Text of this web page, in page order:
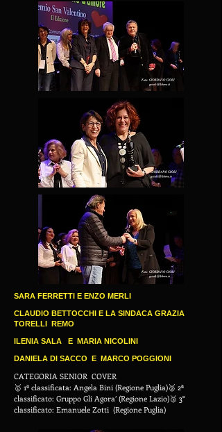
SARA FERRETTI E ENZO MERLI
CLAUDIO BETTOCCHI E LA SINDACA GRAZIA
TORELLI REMO
ILENIA SALA E MARIA NICOLINI
DANIELA DI SACCO E MARCO POGGIONI
CATEGORIA SENIOR COVER
🥇 1ª classificata: Angela Bini (Regione Puglia)🥈 2ª
classificato: Gruppo Gli Agora’ (Regione Lazio)🥉 3°
classificato: Emanuele Zotti (Regione Puglia)